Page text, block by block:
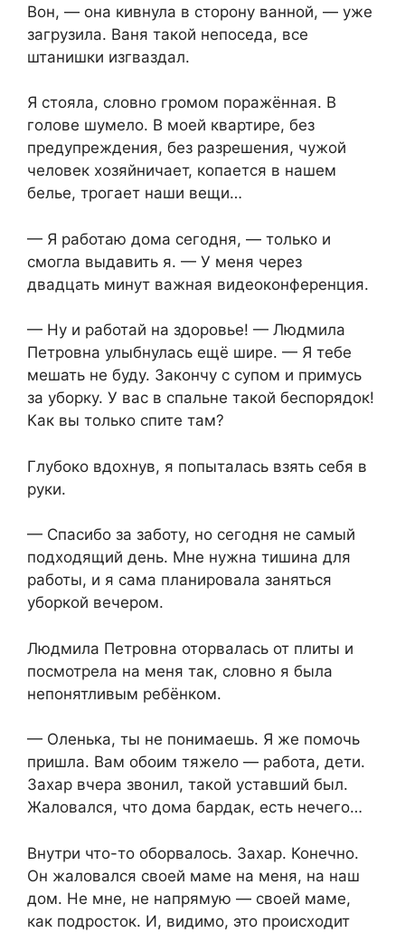
Вон, — она кивнула в сторону ванной, — уже
загрузила. Ваня такой непоседа, все
штанишки изгваздал.
Я стояла, словно громом поражённая. В
голове шумело. В моей квартире, без
предупреждения, без разрешения, чужой
человек хозяйничает, копается в нашем
белье, трогает наши вещи…
— Я работаю дома сегодня, — только и
смогла выдавить я. — У меня через
двадцать минут важная видеоконференция.
— Ну и работай на здоровье! — Людмила
Петровна улыбнулась ещё шире. — Я тебе
мешать не буду. Закончу с супом и примусь
за уборку. У вас в спальне такой беспорядок!
Как вы только спите там?
Глубоко вдохнув, я попыталась взять себя в
руки.
— Спасибо за заботу, но сегодня не самый
подходящий день. Мне нужна тишина для
работы, и я сама планировала заняться
уборкой вечером.
Людмила Петровна оторвалась от плиты и
посмотрела на меня так, словно я была
непонятливым ребёнком.
— Оленька, ты не понимаешь. Я же помочь
пришла. Вам обоим тяжело — работа, дети.
Захар вчера звонил, такой уставший был.
Жаловался, что дома бардак, есть нечего…
Внутри что-то оборвалось. Захар. Конечно.
Он жаловался своей маме на меня, на наш
дом. Не мне, не напрямую — своей маме,
как подросток. И, видимо, это происходит